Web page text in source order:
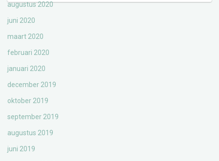
augustus 2020
juni 2020
maart 2020
februari 2020
januari 2020
december 2019
oktober 2019
september 2019
augustus 2019
juni 2019